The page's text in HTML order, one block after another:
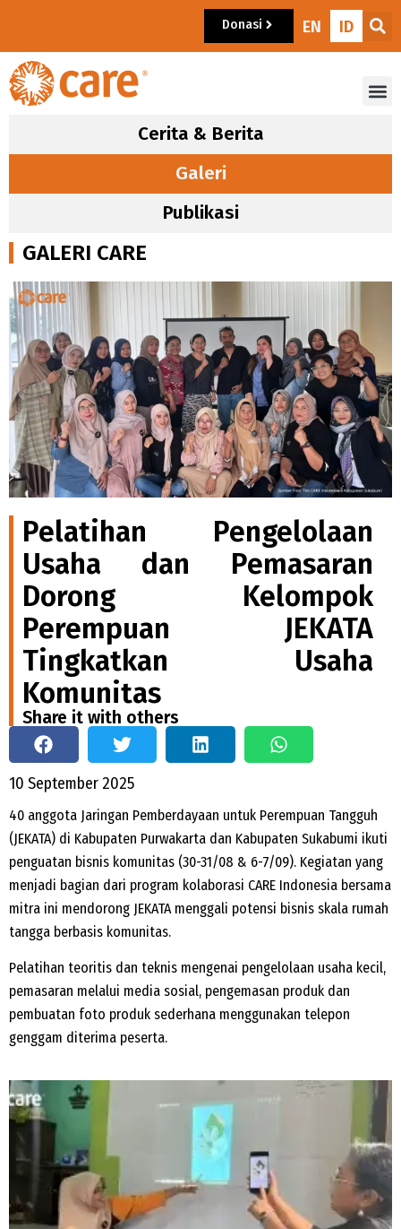
Donasi EN ID
Cerita & Berita
Galeri
Publikasi
GALERI CARE
Pelatihan Pengelolaan
Usaha dan Pemasaran
Dorong Kelompok
Perempuan JEKATA
Tingkatkan Usaha
Komunitas
Share it with others
10 September 2025
40 anggota Jaringan Pemberdayaan untuk Perempuan Tangguh
(JEKATA) di Kabupaten Purwakarta dan Kabupaten Sukabumi ikuti
penguatan bisnis komunitas (30-31/08 & 6-7/09). Kegiatan yang
menjadi bagian dari program kolaborasi CARE Indonesia bersama
mitra ini mendorong JEKATA menggali potensi bisnis skala rumah
tangga berbasis komunitas.
Pelatihan teoritis dan teknis mengenai pengelolaan usaha kecil,
pemasaran melalui media sosial, pengemasan produk dan
pembuatan foto produk sederhana menggunakan telepon
genggam diterima peserta.